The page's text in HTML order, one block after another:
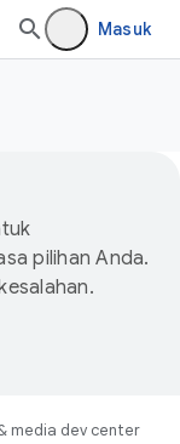
Masuk
pilihan Anda.
media dev center